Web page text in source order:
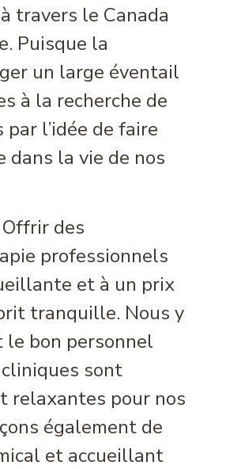
travers le Canada
Puisque la
un large éventail
à la recherche de
l’idée de faire
dans la vie de nos
des
professionnels
et à un prix
tranquille. Nous y
le bon personnel
sont
relaxantes pour nos
également de
et accueillant